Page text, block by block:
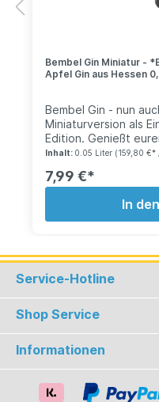
Bembel Gin Miniatur -
Apfel Gin aus Hessen
Bembel Gin - nun
Miniaturversion als
Edition. Genießt
Gin nun auch
oder als kleines
authentizität gelegt
nur Keramik in der
beim öffnen der
den Raum. Leichte
Zunge beim
im Abgang. Eine
die spritzige
Apfelwein (Ebbelwoi)
verbindet.
Inhalt: 0.05 Liter (159,80 €*
7,99 €*
In
Service-Hotline
Shop Service
Informationen